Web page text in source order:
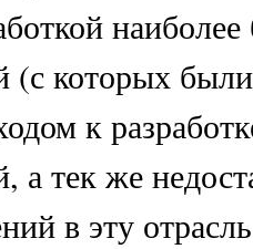
наиболее
(с которых
к
а тек же
в эту